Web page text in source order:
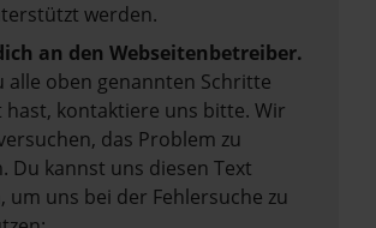
werden.
an den Webseitenbetreiber.
alle oben genannten Schritte
hast, kontaktiere uns bitte. Wir
das Problem zu
Du kannst uns diesen Text
um uns bei der Fehlersuche zu